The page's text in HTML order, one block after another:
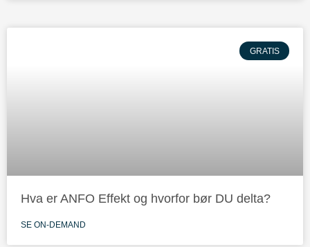
GRATIS
Hva er ANFO Effekt og hvorfor bør DU delta?
SE ON-DEMAND